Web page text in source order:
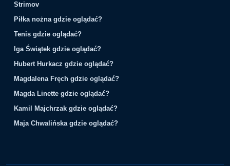
Strimov
Piłka nożna gdzie oglądać?
Tenis gdzie oglądać?
Iga Świątek gdzie oglądać?
Hubert Hurkacz gdzie oglądać?
Magdalena Fręch gdzie oglądać?
Magda Linette gdzie oglądać?
Kamil Majchrzak gdzie oglądać?
Maja Chwalińska gdzie oglądać?